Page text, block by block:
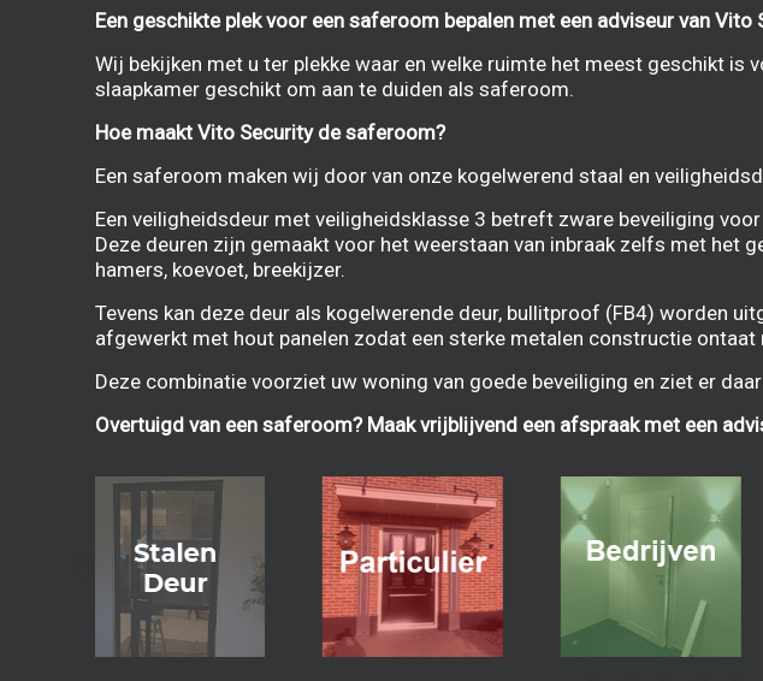
Een geschikte plek voor een saferoom bepalen met een adviseur van Vito
Wij bekijken met u ter plekke waar en welke ruimte het meest geschikt is
slaapkamer geschikt om aan te duiden als saferoom.
Hoe maakt Vito Security de saferoom?
Een saferoom maken wij door van onze kogelwerend staal en
Een veiligheidsdeur met veiligheidsklasse 3 betreft zware beveiliging
Deze deuren zijn gemaakt voor het weerstaan van inbraak zelfs met het
hamers, koevoet, breekijzer.
Tevens kan deze deur als kogelwerende deur, bullitproof (FB4) worden
afgewerkt met hout panelen zodat een sterke metalen constructie
Deze combinatie voorziet uw woning van goede beveiliging en ziet er
Overtuigd van een saferoom? Maak vrijblijvend een afspraak met een